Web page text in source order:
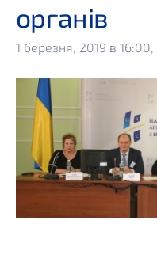
органів
1 березня, 2019 в 16:00,